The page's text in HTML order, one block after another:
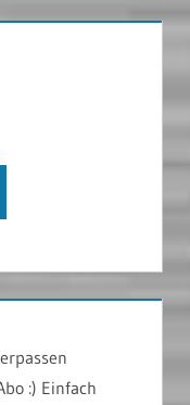
:) Einfach